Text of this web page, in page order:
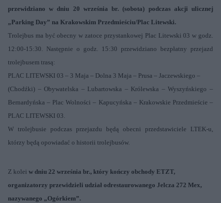
przewidziano w dniu 20 września br. (sobota) podczas akcji ulicznej
„Parking Day” na Krakowskim Przedmieściu/Plac Litewski.
Trolejbus ma być obecny w zatoce przystankowej Plac Litewski 03 w godz.
12:00-15:30. Następnie o godz. 15:30 przewidziano bezpłatny przejazd
trolejbusem trasą:
PLAC LITEWSKI 03 – 3 Maja – Dolna 3 Maja – Prusa – Jaczewskiego –
(Chodźki) – Obywatelska – Lubartowska – Królewska – Wyszyńskiego –
Bernardyńska – Plac Wolności – Kapucyńska – Krakowskie Przedmieście –
PLAC LITEWSKI 03.
W trolejbusie podczas przejazdu będą obecni przedstawiciele LTEK-u,
którzy będą opowiadać o historii trolejbusów.
Z kolei w dniu 22 września br., który kończy obchody ETZT,
organizatorzy przewidzieli udział odrestaurowanego Jelcza 272 Mex,
nazywanego „Ogórkiem”.